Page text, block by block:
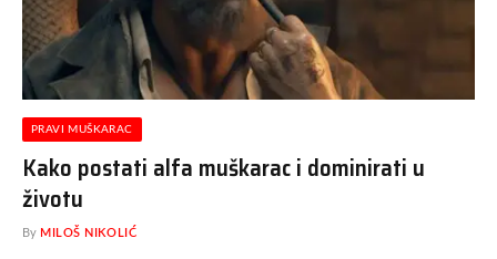
PRAVI MUŠKARAC
Kako postati alfa muškarac i dominirati u
životu
By MILOŠ NIKOLIĆ